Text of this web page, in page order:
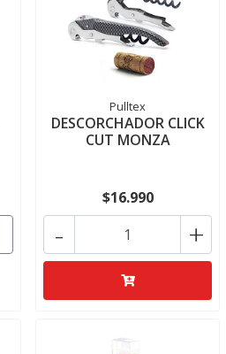
Pulltex
DESCORCHADOR CLICK
CUT MONZA
$16.990
+
-